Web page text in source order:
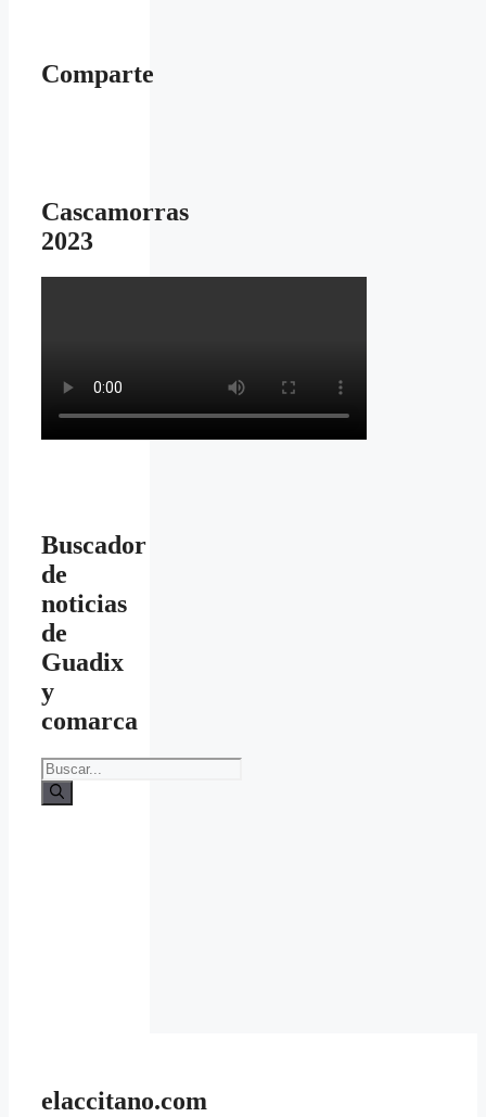
Comparte
Cascamorras
2023
Buscador
de
noticias
de
Guadix
y
comarca
Buscar:
elaccitano.com